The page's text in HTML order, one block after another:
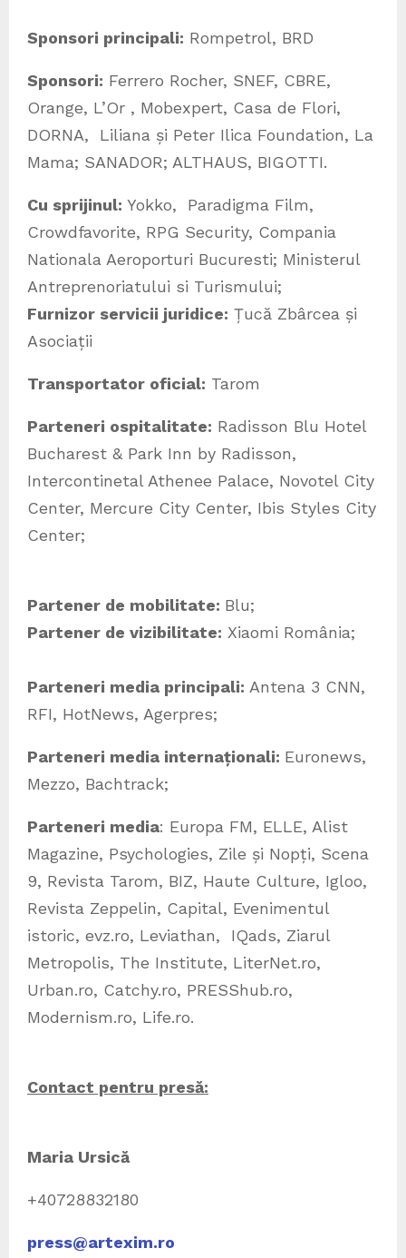
Sponsori principali: Rompetrol, BRD
Sponsori: Ferrero Rocher, SNEF, CBRE,
Orange, L’Or , Mobexpert, Casa de Flori,
DORNA, Liliana și Peter Ilica Foundation, La
Mama; SANADOR; ALTHAUS, BIGOTTI.
Cu sprijinul: Yokko, Paradigma Film,
Crowdfavorite, RPG Security, Compania
Nationala Aeroporturi Bucuresti; Ministerul
Antreprenoriatului si Turismului;
Furnizor servicii juridice: Țucă Zbârcea și
Asociații
Transportator oficial: Tarom
Parteneri ospitalitate: Radisson Blu Hotel
Bucharest & Park Inn by Radisson,
Intercontinetal Athenee Palace, Novotel City
Center, Mercure City Center, Ibis Styles City
Center;
Partener de mobilitate: Blu;
Partener de vizibilitate: Xiaomi România;
Parteneri media principali: Antena 3 CNN,
RFI, HotNews, Agerpres;
Parteneri media internaționali: Euronews,
Mezzo, Bachtrack;
Parteneri media: Europa FM, ELLE, Alist
Magazine, Psychologies, Zile și Nopți, Scena
9, Revista Tarom, BIZ, Haute Culture, Igloo,
Revista Zeppelin, Capital, Evenimentul
istoric, evz.ro, Leviathan, IQads, Ziarul
Metropolis, The Institute, LiterNet.ro,
Urban.ro, Catchy.ro, PRESShub.ro,
Modernism.ro, Life.ro.
Contact pentru presă:
Maria Ursică
+40728832180
press@artexim.ro